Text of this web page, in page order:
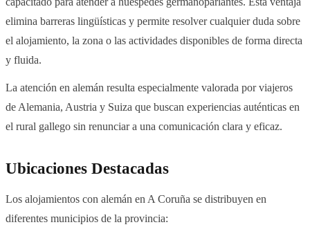
elimina barreras lingüísticas y permite resolver cualquier duda sobre
el alojamiento, la zona o las actividades disponibles de forma directa
y fluida.
La atención en alemán resulta especialmente valorada por viajeros
de Alemania, Austria y Suiza que buscan experiencias auténticas en
el rural gallego sin renunciar a una comunicación clara y eficaz.
Ubicaciones Destacadas
Los alojamientos con alemán en A Coruña se distribuyen en
diferentes municipios de la provincia: